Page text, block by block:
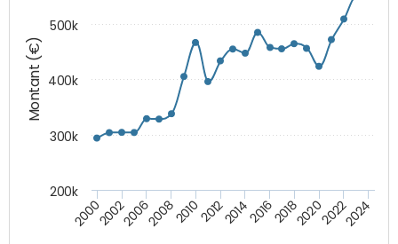
Montant (€)
200020022006200820102012201420162018202020222024
200k
300k
400k
500k